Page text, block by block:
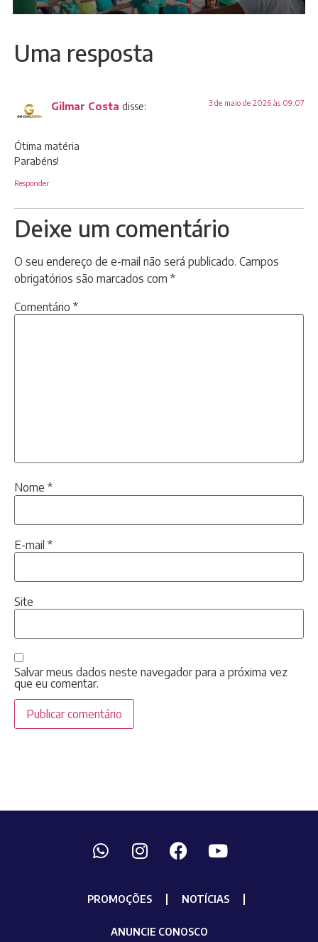
Uma resposta
Gilmar Costa disse: 3 de maio de 2026 às 09:07
Ótima matéria
Parabéns!
Responder
Deixe um comentário
O seu endereço de e-mail não será publicado. Campos
obrigatórios são marcados com *
Comentário *
Nome *
E-mail *
Site
Salvar meus dados neste navegador para a próxima vez
que eu comentar.
PROMOÇÕES NOTÍCIAS
ANUNCIE CONOSCO